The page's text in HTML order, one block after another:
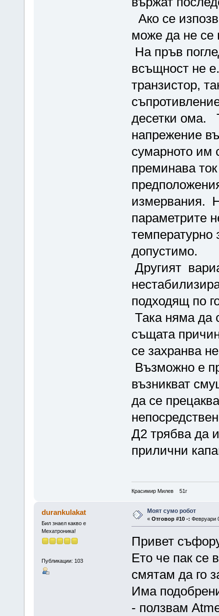
Ако се
може да не се
На пръв
всъщност не
транзистор,
десетки ома.
напрежение
сумарното им
преминава
измервания.
параметрите
допустимо.
Другият
подходящ по
Така няма да
същата
се захранва
Възможно е
възникват
да се
Д2 трябва да
прилични
Красимир Милев 51г
durankulakat
Бил знаел какво е
Мехатроника!
Публикации: 103
Моят сумо робот
« Отговор #10 -: Февруари
Привет
Ето че пак се
смятам да го
Има
- ползвам